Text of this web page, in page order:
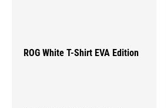
ROG White T-Shirt EVA Edition